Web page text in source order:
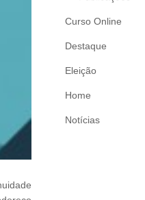
Curso Online
Destaque
Eleição
Home
Notícias